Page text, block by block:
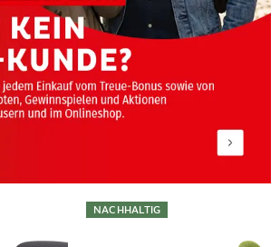
NACHHALTIG